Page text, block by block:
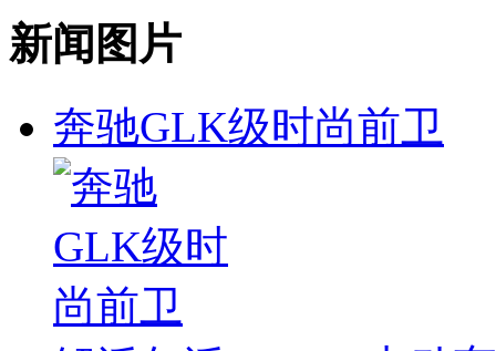
新闻图片
奔驰GLK级时尚前卫